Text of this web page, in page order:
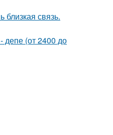
связь.
депе (от 2400 до